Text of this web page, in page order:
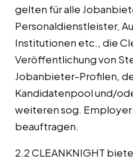
gelten für alle
Personaldienstleister,
Institutionen etc., die
Veröffentlichung von
Jobanbieter-Profilen,
Kandidatenpool und/
weiteren sog.
beauftragen.
2.2 CLEANKNIGHT